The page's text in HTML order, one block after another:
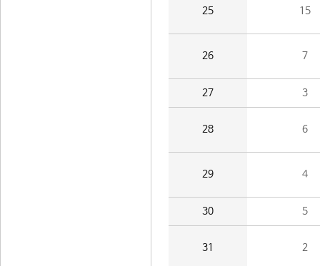
25 15
26 7
27 3
28 6
29 4
30 5
31 2